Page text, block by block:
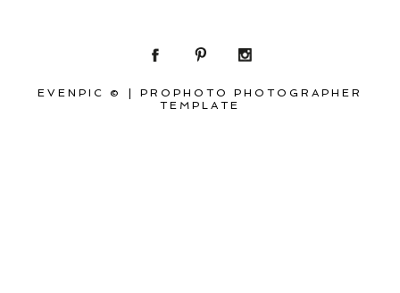
EVENPIC ©
PROPHOTO PHOTOGRAPHER
TEMPLATE